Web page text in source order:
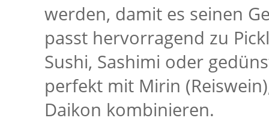
werden, damit es seinen
passt hervorragend zu
Sushi, Sashimi oder
perfekt mit Mirin
Daikon kombinieren.